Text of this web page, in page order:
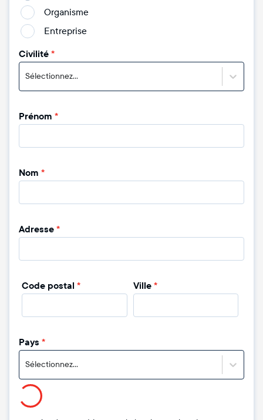
Organisme
Entreprise
Civilité*
Sélectionnez...
Prénom *
Nom *
Adresse*
Code postal * Ville *
Pays *
Sélectionnez...